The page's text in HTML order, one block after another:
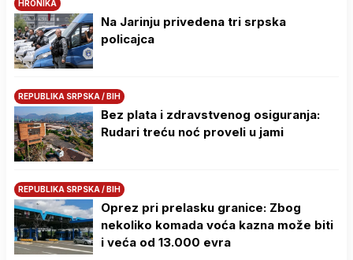
HRONIKA
Na Јarinju privedena tri srpska
policajca
REPUBLIKA SRPSKA / BIH
Bez plata i zdravstvenog osiguranja:
Rudari treću noć proveli u jami
REPUBLIKA SRPSKA / BIH
Oprez pri prelasku granice: Zbog
nekoliko komada voća kazna može biti
i veća od 13.000 evra